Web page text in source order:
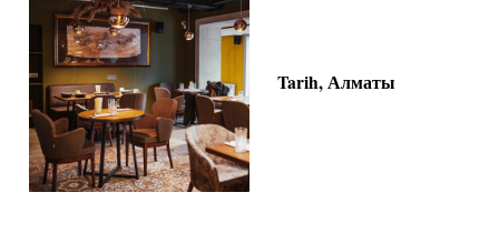
Tarih, Алматы